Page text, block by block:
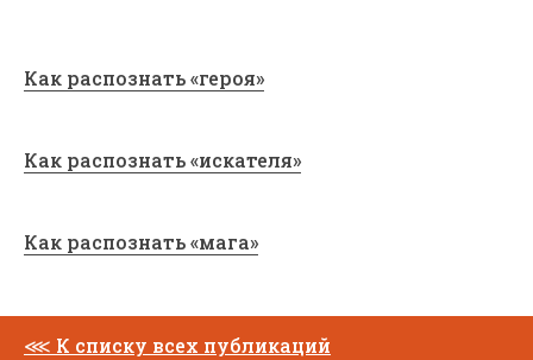
Как распознать «героя»
Как распознать «искателя»
Как распознать «мага»
⋘ К списку всех публикаций